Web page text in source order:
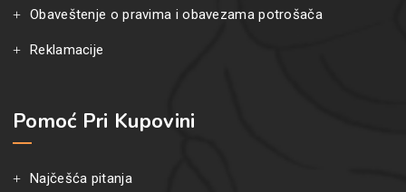
Obaveštenje o pravima i obavezama potrošača
Reklamacije
Pomoć Pri Kupovini
Najčešća pitanja